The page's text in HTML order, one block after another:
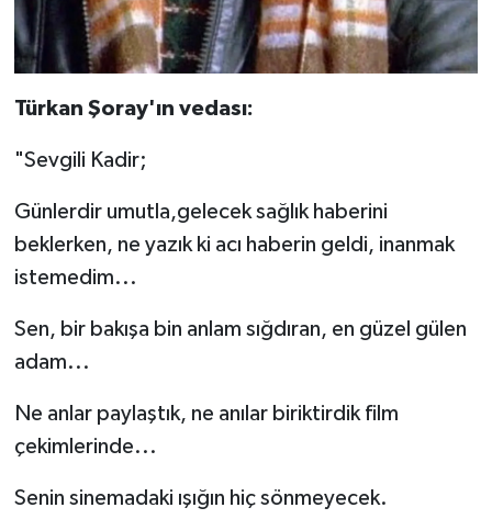
Türkan Şoray'ın vedası:
"Sevgili Kadir;
Günlerdir umutla,gelecek sağlık haberini
beklerken, ne yazık ki acı haberin geldi, inanmak
istemedim...
Sen, bir bakışa bin anlam sığdıran, en güzel gülen
adam...
Ne anlar paylaştık, ne anılar biriktirdik film
çekimlerinde...
Senin sinemadaki ışığın hiç sönmeyecek.